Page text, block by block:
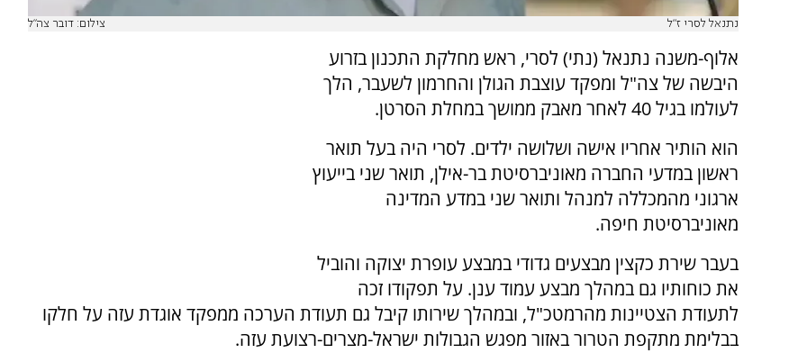
נתנאל לסרי ז"ל צילום: דובר צה"ל
אלוף-משנה נתנאל (נתי) לסרי, ראש מחלקת התכנון בזרוע
היבשה של צה"ל ומפקד עוצבת הגולן והחרמון לשעבר, הלך
לעולמו בגיל 40 לאחר מאבק ממושך במחלת הסרטן.
הוא הותיר אחריו אישה ושלושה ילדים. לסרי היה בעל תואר
ראשון במדעי החברה מאוניברסיטת בר-אילן, תואר שני בייעוץ
ארגוני מהמכללה למנהל ותואר שני במדע המדינה
מאוניברסיטת חיפה.
בעבר שירת כקצין מבצעים גדודי במבצע עופרת יצוקה והוביל
את כוחותיו גם במהלך מבצע עמוד ענן. על תפקודו זכה
לתעודת הצטיינות מהרמטכ"ל, ובמהלך שירותו קיבל גם תעודת הערכה ממפקד אוגדת עזה על חלקו
בבלימת מתקפת הטרור באזור מפגש הגבולות ישראל-מצרים-רצועת עזה.